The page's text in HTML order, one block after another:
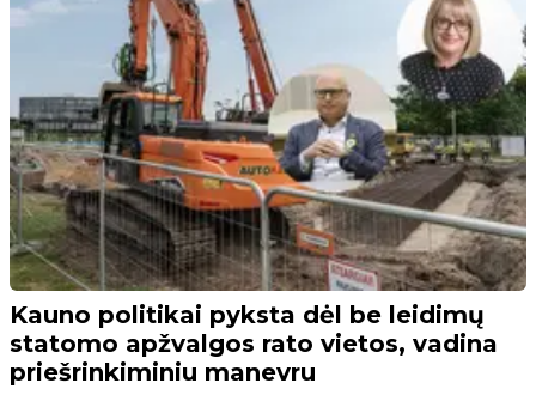
Kauno politikai pyksta dėl be leidimų
statomo apžvalgos rato vietos, vadina
priešrinkiminiu manevru